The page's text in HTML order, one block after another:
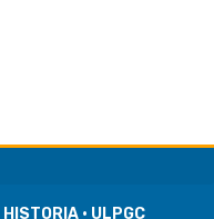
· ULPGC